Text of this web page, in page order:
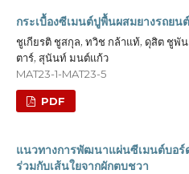
กระเบื้องซีเมนต์ปูพื้นผสมยางรถยน
ชูเกียรติ ชูสกุล, ทวิช กล้าแท้, ดุสิต ชูพั
ตาร์, สุนันท์ มนต์แก้ว
MAT23-1-MAT23-5
PDF
แนวทางการพัฒนาแผ่นซีเมนต์บอร์
ร่วมกับเส้นใยจากผักตบชวา